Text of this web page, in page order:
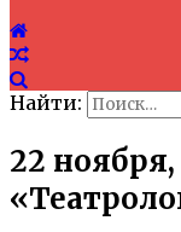
Найти:
22